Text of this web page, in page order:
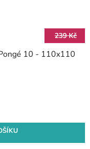
239 Kč
10 - 110x110